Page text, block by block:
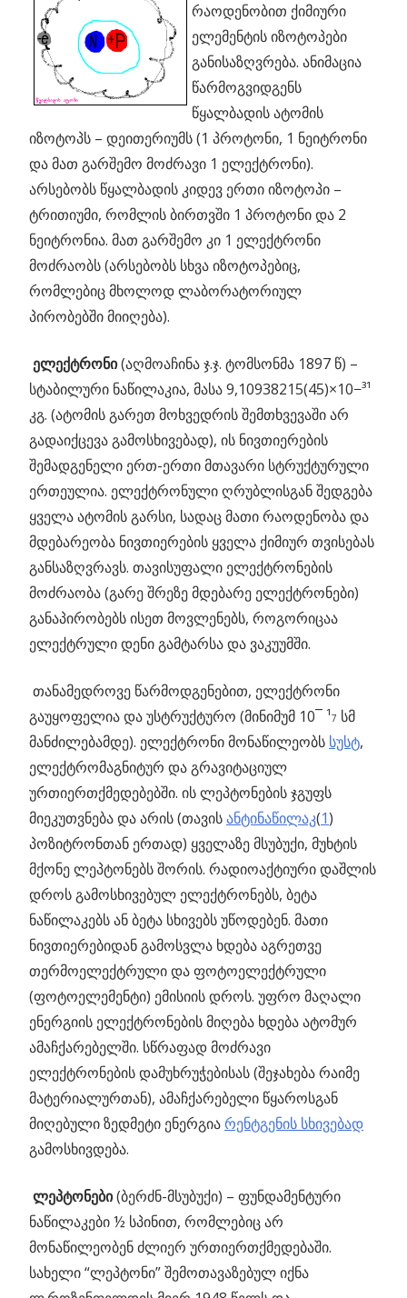
რაოდენობით ქიმიური
ელემენტის იზოტოპები
განისაზღვრება. ანიმაცია
წარმოგვიდგენს
წყალბადის ატომის
იზოტოპს – დეითერიუმს (1 პროტონი, 1 ნეიტრონი
და მათ გარშემო მოძრავი 1 ელექტრონი).
არსებობს წყალბადის კიდევ ერთი იზოტოპი –
ტრითიუმი, რომლის ბირთვში 1 პროტონი და 2
ნეიტრონია. მათ გარშემო კი 1 ელექტრონი
მოძრაობს (არსებობს სხვა იზოტოპებიც,
რომლებიც მხოლოდ ლაბორატორიულ
პირობებში მიიღება).
ელექტრონი(აღმოაჩინა ჯ.ჯ. ტომსონმა 1897 წ) –
სტაბილური ნაწილაკია, მასა 9,10938215(45)×10−³¹
კგ. (ატომის გარეთ მოხვედრის შემთხვევაში არ
გადაიქცევა გამოსხივებად), ის ნივთიერების
შემადგენელი ერთ-ერთი მთავარი სტრუქტურული
ერთეულია. ელექტრონული ღრუბლისგან შედგება
ყველა ატომის გარსი, სადაც მათი რაოდენობა და
მდებარეობა ნივთიერების ყველა ქიმიურ თვისებას
განსაზღვრავს. თავისუფალი ელექტრონების
მოძრაობა (გარე შრეზე მდებარე ელექტრონები)
განაპირობებს ისეთ მოვლენებს, როგორიცაა
ელექტრული დენი გამტარსა და ვაკუუმში.
თანამედროვე წარმოდგენებით, ელექტრონი
გაუყოფელია და უსტრუქტურო (მინიმუმ 10¯ ¹7 სმ
მანძილებამდე). ელექტრონი მონაწილეობს სუსტ,
ელექტრომაგნიტურ და გრავიტაციულ
ურთიერთქმედებებში. ის ლეპტონების ჯგუფს
მიეკუთვნება და არის (თავისანტინაწილაკ(1)
პოზიტრონთან ერთად) ყველაზე მსუბუქი, მუხტის
მქონე ლეპტონებს შორის. რადიოაქტიური დაშლის
დროს გამოსხივებულ ელექტრონებს, ბეტა
ნაწილაკებს ან ბეტა სხივებს უწოდებენ. მათი
ნივთიერებიდან გამოსვლა ხდება აგრეთვე
თერმოელექტრული და ფოტოელექტრული
(ფოტოელემენტი) ემისიის დროს. უფრო მაღალი
ენერგიის ელექტრონების მიღება ხდება ატომურ
ამაჩქარებელში. სწრაფად მოძრავი
ელექტრონების დამუხრუჭებისას (შეჯახება რაიმე
მატერიალურთან), ამაჩქარებელი წყაროსგან
მიღებული ზედმეტი ენერგიარენტგენის სხივებად
გამოსხივდება.
ლეპტონები(ბერძნ-მსუბუქი) – ფუნდამენტური
ნაწილაკები ½ სპინით, რომლებიც არ
მონაწილეობენ ძლიერ ურთიერთქმედებაში.
სახელი “ლეპტონი” შემოთავაზებულ იქნა